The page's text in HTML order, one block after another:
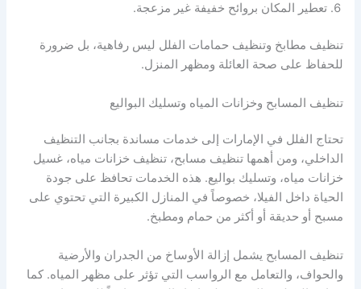
تعطير المكان بروائح خفيفة غير مزعجة.
تنظيف مطابخ وتنظيف حمامات الفلل ليس رفاهية، بل ضرورة
للحفاظ على صحة العائلة ومظهر المنزل.
تنظيف المسابح وخزانات المياه وتسليك البواليع
تحتاج الفلل في الإمارات إلى خدمات مساندة بجانب التنظيف
الداخلي، ومن أهمها تنظيف مسابح، تنظيف خزانات مياه، غسيل
خزانات مياه، وتسليك بواليع. هذه الخدمات تحافظ على جودة
الحياة داخل الفيلا، خصوصاً في المنازل الكبيرة التي تحتوي على
مسبح أو حديقة أو أكثر من حمام ومطبخ.
تنظيف المسابح يشمل إزالة الأوساخ من الجدران والأرضية
والحواف، والتعامل مع الرواسب التي تؤثر على مظهر المياه. كما